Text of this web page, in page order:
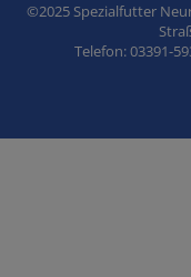
©2025 Spezialfutter
Telefon: 03391-